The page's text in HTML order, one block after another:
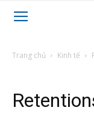
Trang chủ Kinh tế